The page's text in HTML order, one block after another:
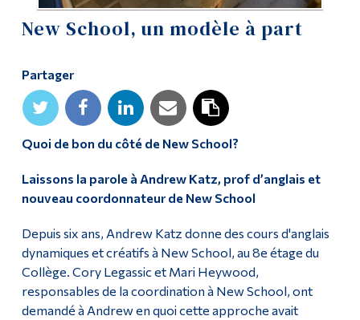
New School, un modèle à part
Partager
Quoi de bon du côté de New School?
Laissons la parole à Andrew Katz, prof d’anglais et
nouveau coordonnateur de New School
Depuis six ans, Andrew Katz donne des cours d'anglais
dynamiques et créatifs à New School, au 8e étage du
Collège. Cory Legassic et Mari Heywood,
responsables de la coordination à New School, ont
demandé à Andrew en quoi cette approche avait
La vie à Dawson
Étudiants actuels
personnel administratif
Diplômé·es et visiteur·euses